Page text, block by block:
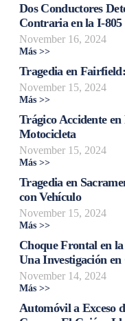
Dos Conductores
Contraria en la I-805
November 16, 2024
Más >>
Tragedia en
November 15, 2024
Más >>
Trágico Accidente
Motocicleta
November 15, 2024
Más >>
Tragedia en
con Vehículo
November 15, 2024
Más >>
Choque Frontal en
Una Investigación en
November 14, 2024
Más >>
Automóvil a Exceso